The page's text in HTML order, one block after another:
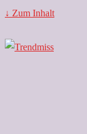
↓ Zum Inhalt